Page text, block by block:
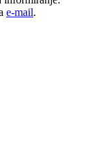
e-mail.